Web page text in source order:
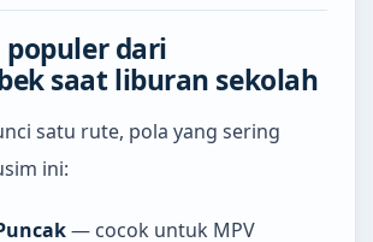
populer dari
saat liburan sekolah
satu rute, pola yang sering
ini:
— cocok untuk MPV